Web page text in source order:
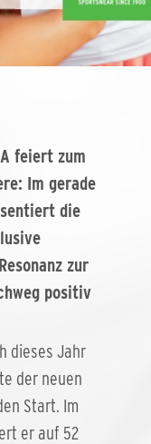
feiert zum
Im gerade
die
zur
positiv
dieses Jahr
der neuen
Start. Im
er auf 52